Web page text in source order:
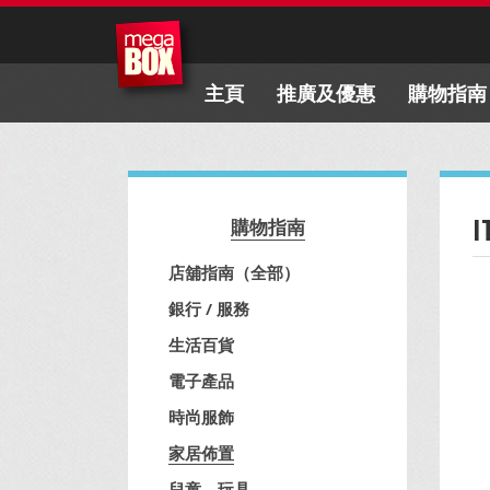
主頁 推廣及優惠 購物指南
購物指南
店舖指南（全部）
銀行 / 服務
生活百貨
電子產品
時尚服飾
家居佈置